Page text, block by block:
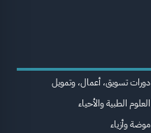
دورات تسويق، أعمال، وتمويل
العلوم الطبية والأحياء
موضة وأزياء